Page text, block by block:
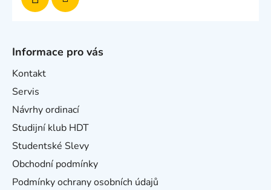
Informace pro vás
Kontakt
Servis
Návrhy ordinací
Studijní klub HDT
Studentské Slevy
Obchodní podmínky
Podmínky ochrany osobních údajů